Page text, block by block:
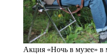
Акция «Ночь в музее» в